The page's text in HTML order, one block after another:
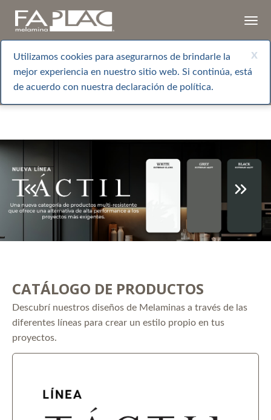
x
Utilizamos cookies para asegurarnos de brindarle la
mejor experiencia en nuestro sitio web. Si continúa, está
de acuerdo con nuestra declaración de política.
CATÁLOGO DE PRODUCTOS
Descubrí nuestros diseños de Melaminas a través de las
diferentes líneas para crear un estilo propio en tus
proyectos.